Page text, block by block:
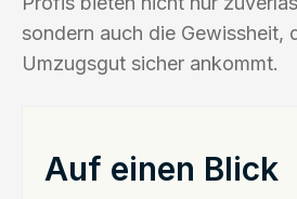
sondern auch die Gewissheit,
Umzugsgut sicher ankommt.
Auf einen Blick